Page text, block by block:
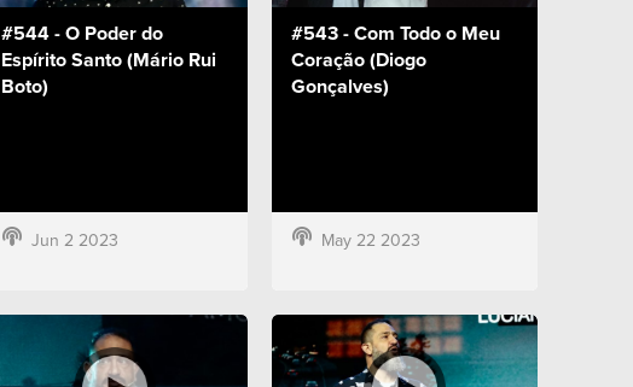
#544 - O Poder do
Espírito Santo (Mário Rui
Boto)
Jun 2 2023
#543 - Com Todo o Meu
Coração (Diogo
Gonçalves)
May 22 2023